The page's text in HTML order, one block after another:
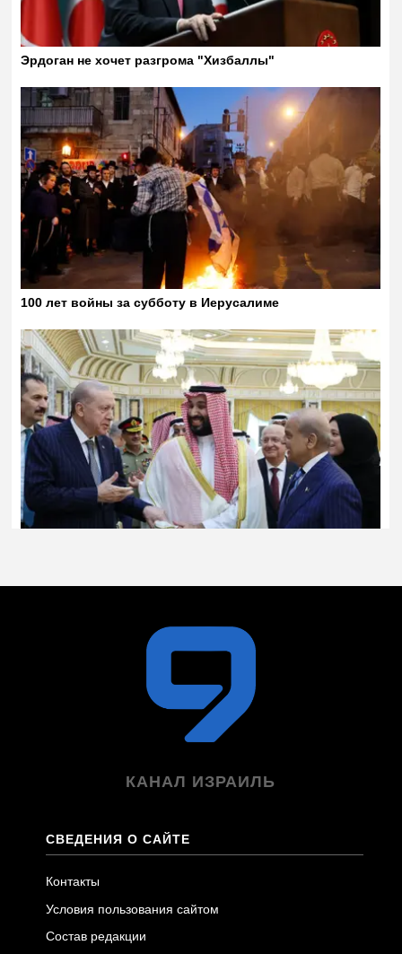
КАНАЛ ИЗРАИЛЬ
СВЕДЕНИЯ О САЙТЕ
Контакты
Условия пользования сайтом
Состав редакции